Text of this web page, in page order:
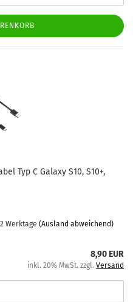
Typ C Ga­la­xy S10, S10+,
Werktage (Ausland abweichend)
8,90 EUR
inkl. 20% MwSt. zzgl. Versand